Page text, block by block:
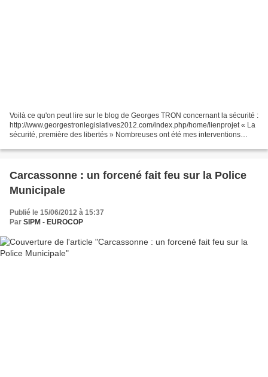
Voilà ce qu'on peut lire sur le blog de Georges TRON concernant la sécurité :
http://www.georgestronlegislatives2012.com/index.php/home/lienprojet « La
sécurité, première des libertés » Nombreuses ont été mes interventions
Carcassonne : un forcené fait feu sur la Police
Municipale
Publié le 15/06/2012 à 15:37
Par SIPM - EUROCOP